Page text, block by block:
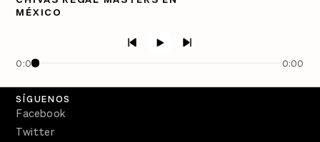
MÉXICO
0:00 0:00
PÓDCASTS
Crecer en Distopía
SÍGUENOS
Facebook
Twitter